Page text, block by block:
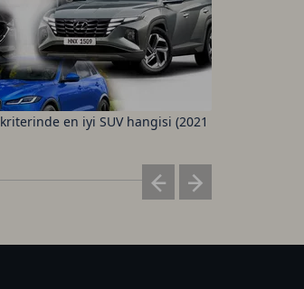
kriterinde en iyi SUV hangisi (2021